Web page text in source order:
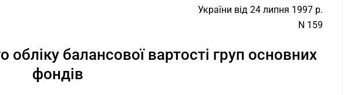
України від 24 липня 1997 р.
N 159
обліку балансової вартості груп основних
фондів